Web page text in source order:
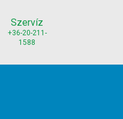
Szervíz
+36-20-211-
1588